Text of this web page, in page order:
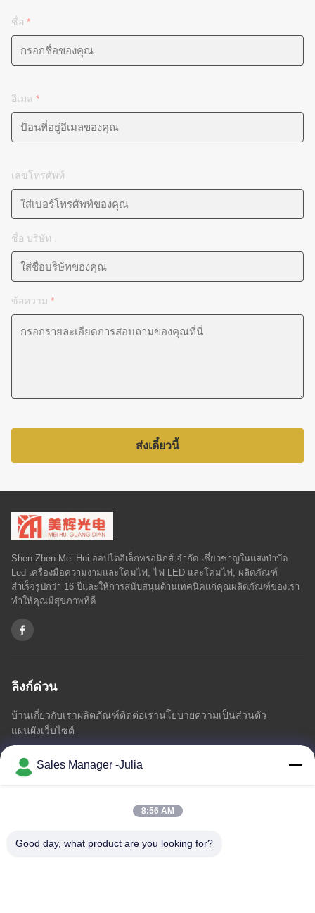
ชื่อ *
อีเมล *
เลขโทรศัพท์
ชื่อ บริษัท :
ข้อความ *
ส่งเดี๋ยวนี้
Shen Zhen Mei Hui ออปโตอิเล็กทรอนิกส์ จำกัด เชี่ยวชาญในแสงบำบัด
Led เครื่องมือความงามและโคมไฟ; ไฟ LED และโคมไฟ; ผลิตภัณฑ์
สำเร็จรูปกว่า 16 ปีและให้การสนับสนุนด้านเทคนิคแก่คุณผลิตภัณฑ์ของเรา
ทำให้คุณมีสุขภาพที่ดี
ลิงก์ด่วน
บ้านเกี่ยวกับเราผลิตภัณฑ์ติดต่อเรานโยบายความเป็นส่วนตัว
แผนผังเว็บไซต์
ติดต่อเรา
ที่อยู่:: ชั้น 8/9, A2 ZhongTai Information Industrial Park
Community, ShiYan Town, BaoAn District, Shenzhen China
Sales Manager -Julia
8:56 AM
Good day, what product are you looking for?